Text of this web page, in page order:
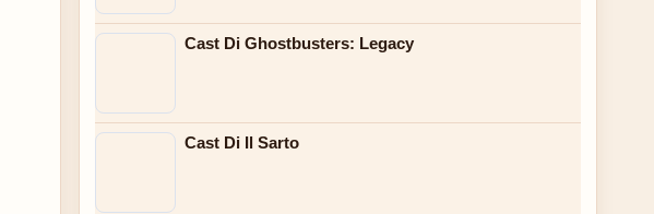
Cast Di Ghostbusters: Legacy
Cast Di Il Sarto